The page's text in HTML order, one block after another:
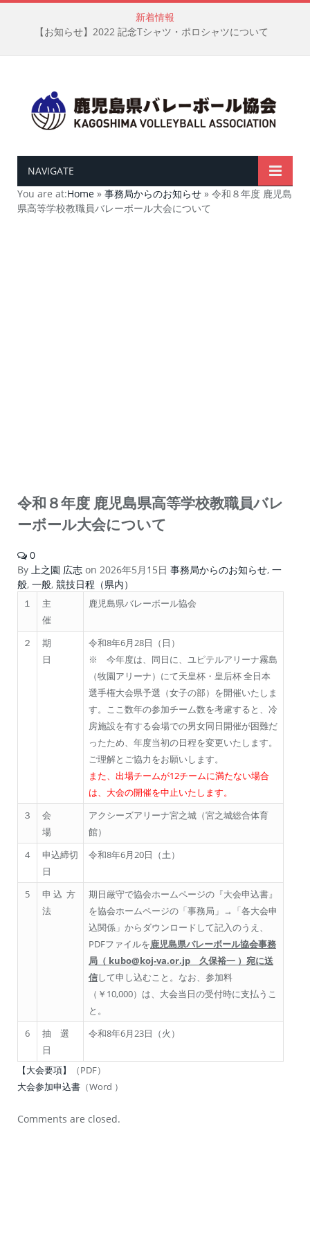
新着情報
【お知らせ】2022 記念Tシャツ・ポロシャツについて
NAVIGATE
You are at:Home » 事務局からのお知らせ » 令和８年度 鹿児島
県高等学校教職員バレーボール大会について
令和８年度 鹿児島県高等学校教職員バレ
ーボール大会について
0
By 上之園 広志 on 2026年5月15日 事務局からのお知らせ, 一
般, 一般, 競技日程（県内）
１
主
催
鹿児島県バレーボール協会
２
期
日
令和8年6月28日（日）
※ 今年度は、同日に、ユピテルアリーナ霧島
（牧園アリーナ）にて天皇杯・皇后杯 全日本
選手権大会県予選（女子の部）を開催いたしま
す。ここ数年の参加チーム数を考慮すると、冷
房施設を有する会場での男女同日開催が困難だ
ったため、年度当初の日程を変更いたします。
ご理解とご協力をお願いします。
また、出場チームが12チームに満たない場合
は、大会の開催を中止いたします。
３
会
場
アクシーズアリーナ宮之城（宮之城総合体育
館）
4
申込締切
日
令和8年6月20日（土）
5
申 込 方
法
期日厳守で協会ホームページの『大会申込書』
を協会ホームページの「事務局」→「各大会申
込関係」からダウンロードして記入のうえ、
PDFファイルを鹿児島県バレーボール協会事務
局（ kubo@koj-va.or.jp 久保裕一 ）宛に送
信して申し込むこと。なお、参加料
（￥10,000）は、大会当日の受付時に支払うこ
と。
6
抽 選
日
令和8年6月23日（火）
【大会要項】
（PDF）
大会参加申込書 （Word ）
Comments are closed.